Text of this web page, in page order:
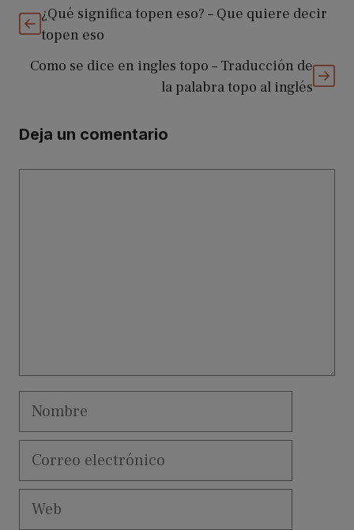
¿Qué significa topen eso? – Que quiere decir
topen eso
Como se dice en ingles topo – Traducción de
la palabra topo al inglés
Deja un comentario
Nombre
Correo
Web